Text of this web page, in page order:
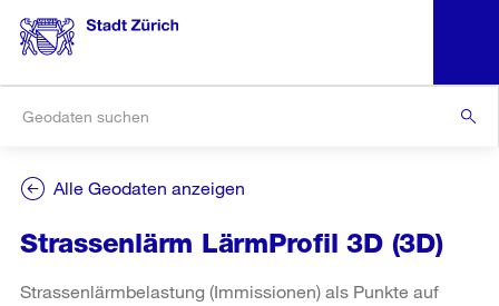
Alle Geodaten anzeigen
Strassenlärm LärmProfil 3D (3D)
Strassenlärmbelastung (Immissionen) als Punkte auf